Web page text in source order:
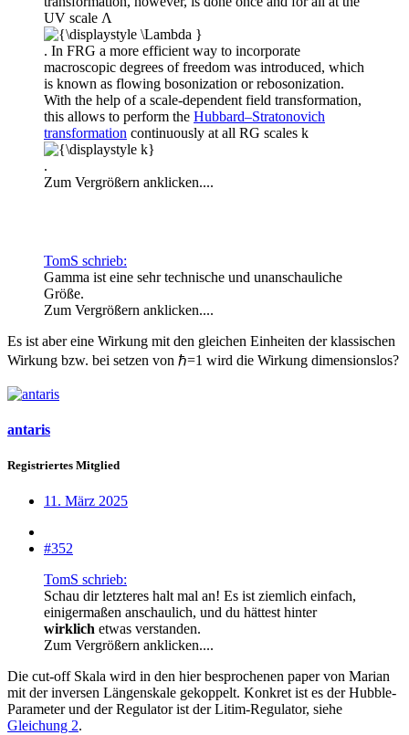
UV scale Λ
. In FRG a more efficient way to incorporate
macroscopic degrees of freedom was introduced, which
is known as flowing bosonization or rebosonization.
With the help of a scale-dependent field transformation,
this allows to perform the Hubbard–Stratonovich
transformation continuously at all RG scales k
.
Zum Vergrößern anklicken....
TomS schrieb:
Gamma ist eine sehr technische und unanschauliche
Größe.
Zum Vergrößern anklicken....
Es ist aber eine Wirkung mit den gleichen Einheiten der klassischen
Wirkung bzw. bei setzen von ℏ=1 wird die Wirkung dimensionslos?
antaris
Registriertes Mitglied
11. März 2025
#352
TomS schrieb:
Schau dir letzteres halt mal an! Es ist ziemlich einfach,
einigermaßen anschaulich, und du hättest hinter
wirklich etwas verstanden.
Zum Vergrößern anklicken....
Die cut-off Skala wird in den hier besprochenen paper von Marian
mit der inversen Längenskale gekoppelt. Konkret ist es der Hubble-
Parameter und der Regulator ist der Litim-Regulator, siehe
Gleichung 2.